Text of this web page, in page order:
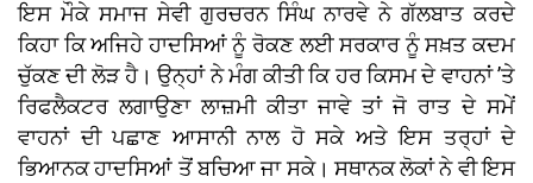
ਇਸ ਮੌਕੇ ਸਮਾਜ ਸੇਵੀ ਗੁਰਚਰਨ ਸਿੰਘ ਨਾਰਵੇ ਨੇ ਗੱਲਬਾਤ ਕਰਦੇ
ਕਿਹਾ ਕਿ ਅਜਿਹੇ ਹਾਦਸਿਆਂ ਨੂੰ ਰੋਕਣ ਲਈ ਸਰਕਾਰ ਨੂੰ ਸਖ਼ਤ ਕਦਮ
ਚੁੱਕਣ ਦੀ ਲੋੜ ਹੈ। ਉਨ੍ਹਾਂ ਨੇ ਮੰਗ ਕੀਤੀ ਕਿ ਹਰ ਕਿਸਮ ਦੇ ਵਾਹਨਾਂ ’ਤੇ
ਰਿਫਲੈਕਟਰ ਲਗਾਉਣਾ ਲਾਜ਼ਮੀ ਕੀਤਾ ਜਾਵੇ ਤਾਂ ਜੋ ਰਾਤ ਦੇ ਸਮੇਂ
ਵਾਹਨਾਂ ਦੀ ਪਛਾਣ ਆਸਾਨੀ ਨਾਲ ਹੋ ਸਕੇ ਅਤੇ ਇਸ ਤਰ੍ਹਾਂ ਦੇ
ਭਿਆਨਕ ਹਾਦਸਿਆਂ ਤੋਂ ਬਚਿਆ ਜਾ ਸਕੇ। ਸਥਾਨਕ ਲੋਕਾਂ ਨੇ ਵੀ ਇਸ